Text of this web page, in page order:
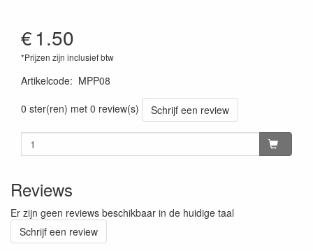
€1.50
*Prijzen zijn inclusief btw
Artikelcode: MPP08
0 ster(ren) met 0 review(s)
Schrijf een review
Reviews
Er zijn geen reviews beschikbaar in de huidige taal
Schrijf een review